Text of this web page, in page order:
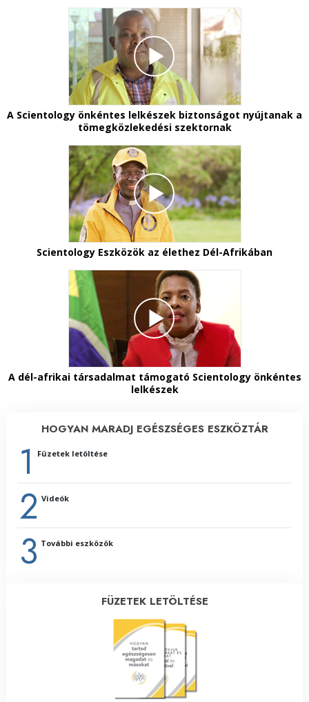
A Scientology önkéntes lelkészek biztonságot nyújtanak a
tömegközlekedési szektornak
Scientology Eszközök az élethez Dél-Afrikában
A dél-afrikai társadalmat támogató Scientology önkéntes
lelkészek
HOGYAN MARADJ EGÉSZSÉGES ESZKÖZTÁR
1 Füzetek letöltése
2 Videók
3 További eszközök
FÜZETEK LETÖLTÉSE